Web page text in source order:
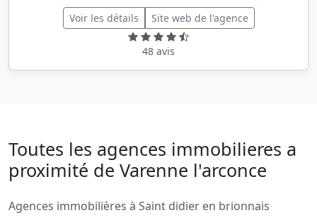
Voir les détails Site web de l'agence
48 avis
Toutes les agences immobilieres a
proximité de Varenne l'arconce
Agences immobilières à Saint didier en brionnais